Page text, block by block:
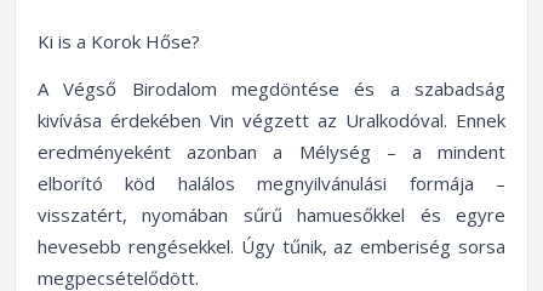
Ki is a Korok Hőse?
A Végső Birodalom megdöntése és a szabadság
kivívása érdekében Vin végzett az Uralkodóval. Ennek
eredményeként azonban a Mélység – a mindent
elborító köd halálos megnyilvánulási formája –
visszatért, nyomában sűrű hamuesőkkel és egyre
hevesebb rengésekkel. Úgy tűnik, az emberiség sorsa
megpecsételődött.